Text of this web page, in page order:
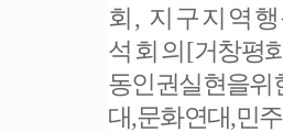
회, 지구지역
석회의 [거창평
동인권실현을위
대,문화연대,민